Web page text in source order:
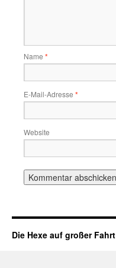
Name *
E-Mail-Adresse *
Website
Die Hexe auf großer Fahrt